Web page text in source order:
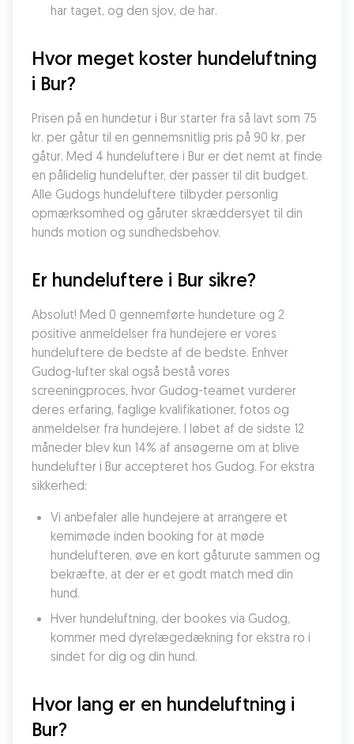
har taget, og den sjov, de har.
Hvor meget koster hundeluftning
i Bur?
Prisen på en hundetur i Bur starter fra så lavt som 75
kr. per gåtur til en gennemsnitlig pris på 90 kr. per
gåtur. Med 4 hundeluftere i Bur er det nemt at finde
en pålidelig hundelufter, der passer til dit budget.
Alle Gudogs hundeluftere tilbyder personlig
opmærksomhed og gåruter skræddersyet til din
hunds motion og sundhedsbehov.
Er hundeluftere i Bur sikre?
Absolut! Med 0 gennemførte hundeture og 2
positive anmeldelser fra hundejere er vores
hundeluftere de bedste af de bedste. Enhver
Gudog-lufter skal også bestå vores
screeningproces, hvor Gudog-teamet vurderer
deres erfaring, faglige kvalifikationer, fotos og
anmeldelser fra hundejere. I løbet af de sidste 12
måneder blev kun 14% af ansøgerne om at blive
hundelufter i Bur accepteret hos Gudog. For ekstra
sikkerhed:
Vi anbefaler alle hundejere at arrangere et
kemimøde inden booking for at møde
hundelufteren, øve en kort gåturute sammen og
bekræfte, at der er et godt match med din
hund.
Hver hundeluftning, der bookes via Gudog,
kommer med dyrelægedækning for ekstra ro i
sindet for dig og din hund.
Hvor lang er en hundeluftning i
Bur?